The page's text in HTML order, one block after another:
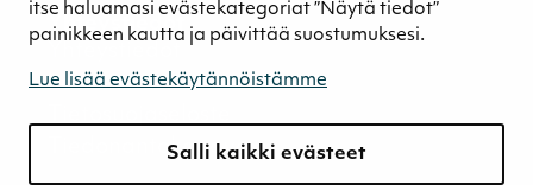
itse haluamasi evästekategoriat ”Näytä tiedot”
painikkeen kautta ja päivittää suostumuksesi.
Lue lisää evästekäytännöistämme
Salli kaikki evästeet
Yhteystiedot
Laskutustiedot
Tiedonantokanava